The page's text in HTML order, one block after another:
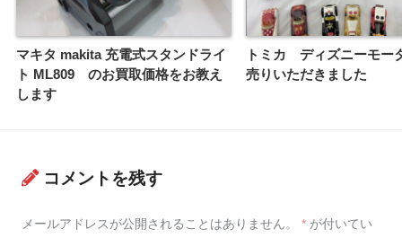
マキタ makita 充電式スタンドライ
ト ML809 のお買取価格をお教え
します
トミカ ディズニーモ
売りいただきました
コメントを残す
メールアドレスが公開されることはありません。 * が付いてい